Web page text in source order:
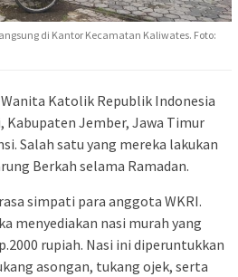
di Kantor Kecamatan Kaliwates. Foto:
Katolik Republik Indonesia
Kabupaten Jember, Jawa Timur
Salah satu yang mereka lakukan
Berkah selama Ramadan.
simpati para anggota WKRI.
menyediakan nasi murah yang
rupiah. Nasi ini diperuntukkan
asongan, tukang ojek, serta